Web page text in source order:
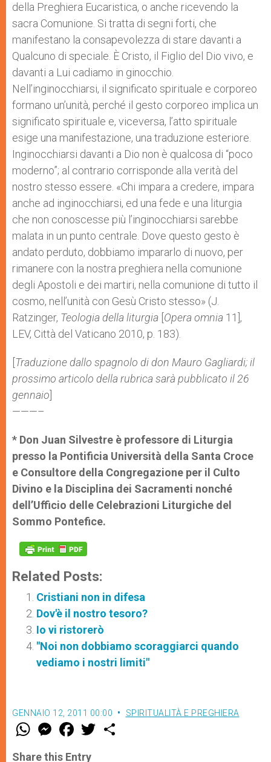
della Preghiera Eucaristica, o anche ricevendo la
sacra Comunione. Si tratta di segni forti, che
manifestano la consapevolezza di stare davanti a
Qualcuno di speciale. È Cristo, il Figlio del Dio vivo, e
davanti a Lui cadiamo in ginocchio.
Nell’inginocchiarsi, il significato spirituale e corporeo
formano un’unità, perché il gesto corporeo implica un
significato spirituale e, viceversa, l’atto spirituale
esige una manifestazione, una traduzione esteriore.
Inginocchiarsi davanti a Dio non è qualcosa di “poco
moderno”; al contrario corrisponde alla verità del
nostro stesso essere. «Chi impara a credere, impara
anche ad inginocchiarsi, ed una fede e una liturgia
che non conoscesse più l’inginocchiarsi sarebbe
malata in un punto centrale. Dove questo gesto è
andato perduto, dobbiamo impararlo di nuovo, per
rimanere con la nostra preghiera nella comunione
degli Apostoli e dei martiri, nella comunione di tutto il
cosmo, nell’unità con Gesù Cristo stesso» (J.
Ratzinger, Teologia della liturgia Opera omnia 11],
LEV, Città del Vaticano 2010, p. 183).
Traduzione dallo spagnolo di don Mauro Gagliardi;il
prossimo articolo della rubrica sarà pubblicato il 26
gennaio
———–
* Don Juan Silvestre è professore di Liturgia
presso la Pontificia Università della Santa Croce
e Consultore della Congregazione per il Culto
Divino e la Disciplina dei Sacramenti nonché
dell’Ufficio delle Celebrazioni Liturgiche del
Sommo Pontefice.
Related Posts:
Cristiani non in difesa
Dov'è il nostro tesoro?
Io vi ristorerò
"Noi non dobbiamo scoraggiarci quando
vediamo i nostri limiti"
GENNAIO 12, 2011 00:00 SPIRITUALITÀ E PREGHIERA
W
t
M
e
s
F
a
e
w
Share this Entry